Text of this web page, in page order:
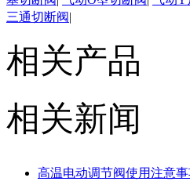
三通切断阀|
相关产品
相关新闻
高温电动调节阀使用注意